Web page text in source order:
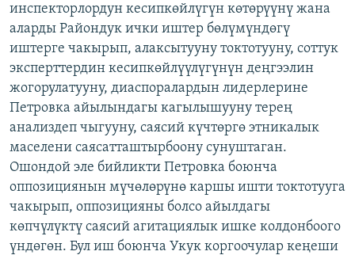
инспекторлордун кесипкөйлүгүн көтөрүүнү жана
аларды Райондук ички иштер бөлүмүндөгү
иштерге чакырып, алаксытууну токтотууну, соттук
эксперттердин кесипкөйлүүлүгүнүн деңгээлин
жогорулатууну, диаспоралардын лидерлерине
Петровка айылындагы кагылышууну терең
анализдеп чыгууну, саясий күчтөргө этникалык
маселени саясатташтырбоону сунуштаган.
Ошондой эле бийликти Петровка боюнча
оппозициянын мүчөлөрүнө каршы ишти токтотууга
чакырып, оппозицияны болсо айылдагы
көпчүлүктү саясий агитациялык ишке колдонбоого
үндөгөн. Бул иш боюнча Укук коргоочулар кеңеши